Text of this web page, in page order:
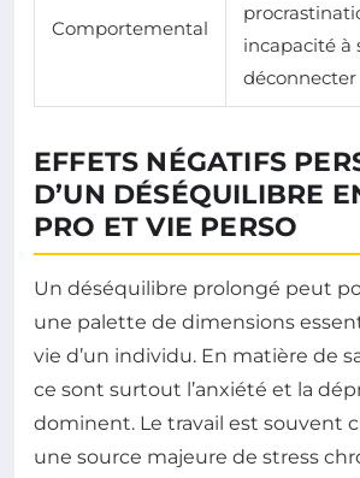
Comportemental
incapacité à
déconnecter
EFFETS NÉGATIFS
D’UN DÉSÉQUILIBRE
PRO ET VIE PERSO
Un déséquilibre prolongé peut
une palette de dimensions
vie d’un individu. En matière de
ce sont surtout l’anxiété et la
dominent. Le travail est souvent
une source majeure de stress